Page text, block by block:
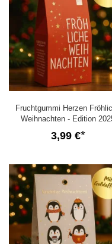
Fruchtgummi Herzen
Weihnachten - Edition
3,99 €